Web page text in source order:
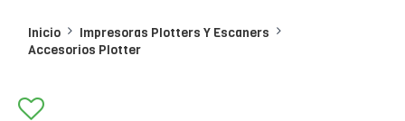
Inicio
Impresoras Plotters Y Escaners
Accesorios Plotter